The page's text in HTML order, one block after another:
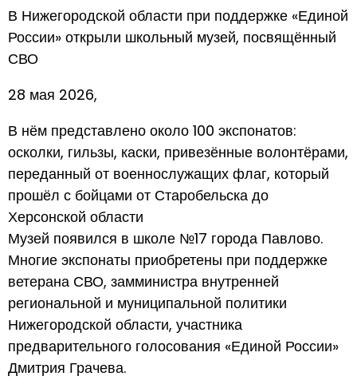
В Нижегородской области при поддержке «Единой
России» открыли школьный музей, посвящённый
СВО
28 мая 2026,
В нём представлено около 100 экспонатов:
осколки, гильзы, каски, привезённые волонтёрами,
переданный от военнослужащих флаг, который
прошёл с бойцами от Старобельска до
Херсонской области
Музей появился в школе №17 города Павлово.
Многие экспонаты приобретены при поддержке
ветерана СВО, замминистра внутренней
региональной и муниципальной политики
Нижегородской области, участника
предварительного голосования «Единой России»
Дмитрия Грачева.